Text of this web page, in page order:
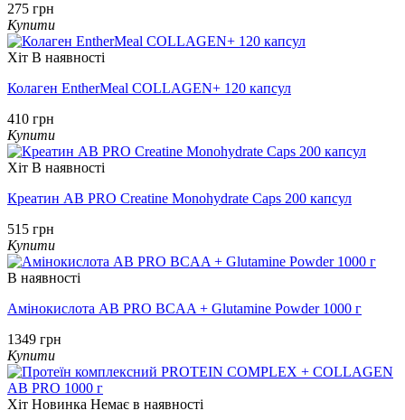
275 грн
Купити
Хіт В наявності
Колаген EntherMeal COLLAGEN+ 120 капсул
410 грн
Купити
Хіт В наявності
Креатин AB PRO Creatine Monohydrate Caps 200 капсул
515 грн
Купити
В наявності
Амінокислота AB PRO BCAA + Glutamine Powder 1000 г
1349 грн
Купити
Хіт Новинка Немає в наявності